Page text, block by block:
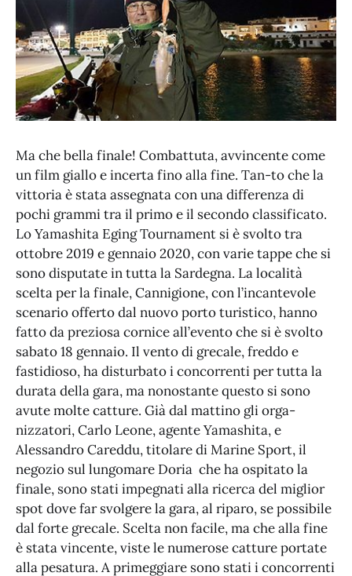
Ma che bella finale! Combattuta, avvincente come
un film giallo e incerta fino alla fine. Tan-to che la
vittoria è stata assegnata con una differenza di
pochi grammi tra il primo e il secondo classificato.
Lo Yamashita Eging Tournament si è svolto tra
ottobre 2019 e gennaio 2020, con varie tappe che si
sono disputate in tutta la Sardegna. La località
scelta per la finale, Cannigione, con l’incantevole
scenario offerto dal nuovo porto turistico, hanno
fatto da preziosa cornice all’evento che si è svolto
sabato 18 gennaio. Il vento di grecale, freddo e
fastidioso, ha disturbato i concorrenti per tutta la
durata della gara, ma nonostante questo si sono
avute molte catture. Già dal mattino gli orga-
nizzatori, Carlo Leone, agente Yamashita, e
Alessandro Careddu, titolare di Marine Sport, il
negozio sul lungomare Doria che ha ospitato la
finale, sono stati impegnati alla ricerca del miglior
spot dove far svolgere la gara, al riparo, se possibile
dal forte grecale. Scelta non facile, ma che alla fine
è stata vincente, viste le numerose catture portate
alla pesatura. A primeggiare sono stati i concorrenti